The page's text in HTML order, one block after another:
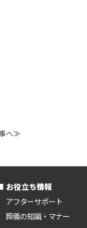
へ≫
お役立ち情報
アフターサポート
葬儀の知識・マナー